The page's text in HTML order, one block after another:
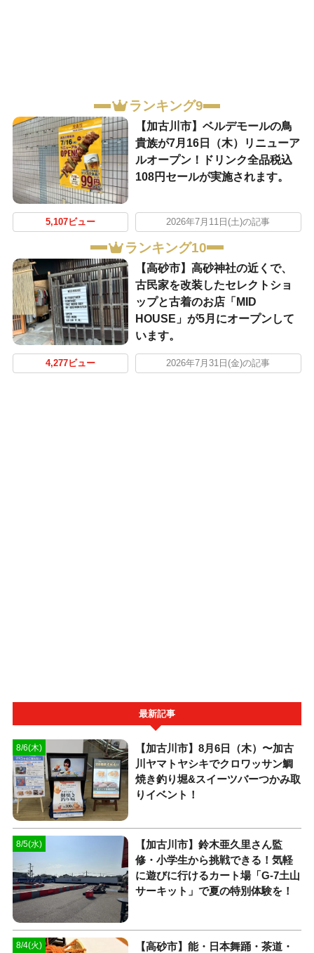
ランキング9
【加古川市】ベルデモールの鳥
貴族が7月16日（木）リニューア
ルオープン！ドリンク全品税込
108円セールが実施されます。
5,107ビュー 2026年7月11日(土)の記事
ランキング10
【高砂市】高砂神社の近くで、
古民家を改装したセレクトショ
ップと古着のお店「MID
HOUSE」が5月にオープンして
います。
4,277ビュー 2026年7月31日(金)の記事
最新記事
8/6(木)
【加古川市】8月6日（木）〜加古
川ヤマトヤシキでクロワッサン鯛
焼き釣り堀&スイーツバーつかみ取
りイベント！
8/5(水)
【加古川市】鈴木亜久里さん監
修・小学生から挑戦できる！気軽
に遊びに行けるカート場「G-7土山
サーキット」で夏の特別体験を！
8/4(火)
【高砂市】能・日本舞踊・茶道・